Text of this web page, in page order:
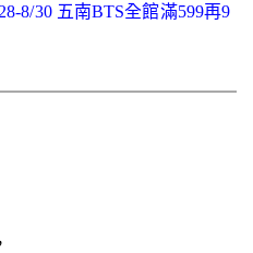
8/30 五南BTS全館滿599再9